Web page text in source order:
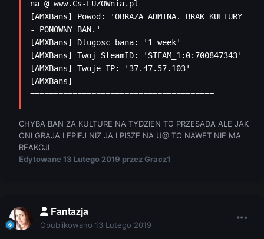
na @ www.Cs-LUZOWnia.pl
[AMXBans] Powod: 'OBRAZA ADMINA. BRAK KULTURY
- PONOWNY BAN.'
[AMXBans] Dlugosc bana: '1 week'
[AMXBans] Twoj SteamID: 'STEAM_1:0:700847343'
[AMXBans] Twoje IP: '37.47.57.103'
[AMXBans]
=======================================
CHYBA BAN ZA KULTURE NA TYDZIEN TO PRZESADA ALE JAK
ONI GRAJA LEPIEJ NIZ JA I PISZE NA U@ TO NAWET NIE MA
REAKCJI
Edytowane 13 Lutego 2019 przez Gracz1
Fantazja
Opublikowano 13 Lutego 2019